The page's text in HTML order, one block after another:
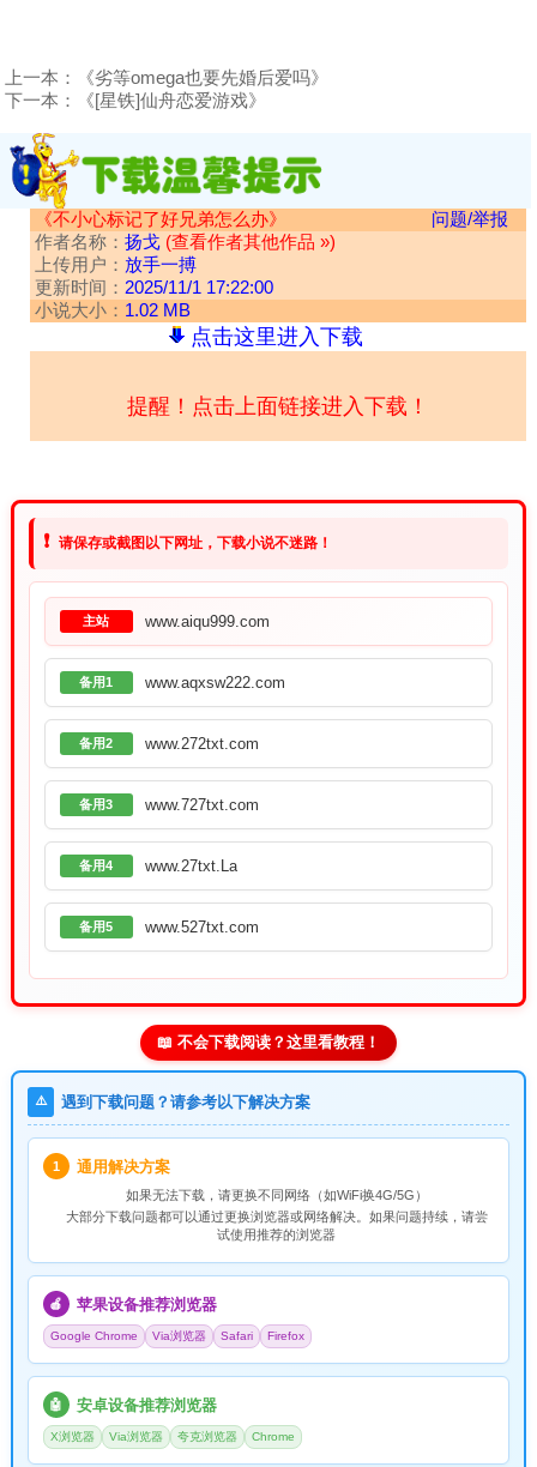
上一本：
《劣等omega也要先婚后爱吗》
下一本：
《[星铁]仙舟恋爱游戏》
《不小心标记了好兄弟怎么办》
问题/举报
作者名称： 扬戈 (查看作者其他作品 »)
上传用户： 放手一搏
更新时间： 2025/11/1 17:22:00
小说大小： 1.02 MB
点击这里进入下载
提醒！点击上面链接进入下载！
❗ 请保存或截图以下网址，下载小说不迷路！
主站 www.aiqu999.com
备用1 www.aqxsw222.com
备用2 www.272txt.com
备用3 www.727txt.com
备用4 www.27txt.La
备用5 www.527txt.com
📖 不会下载阅读？这里看教程！
⚠️ 遇到下载问题？请参考以下解决方案
1 通用解决方案
如果无法下载，请更换不同网络（如WiFi换4G/5G）
大部分下载问题都可以通过更换浏览器或网络解决。如果问题持续，请尝
试使用推荐的浏览器
🍎 苹果设备推荐浏览器
Google Chrome Via浏览器 Safari Firefox
🤖 安卓设备推荐浏览器
X浏览器 Via浏览器 夸克浏览器 Chrome